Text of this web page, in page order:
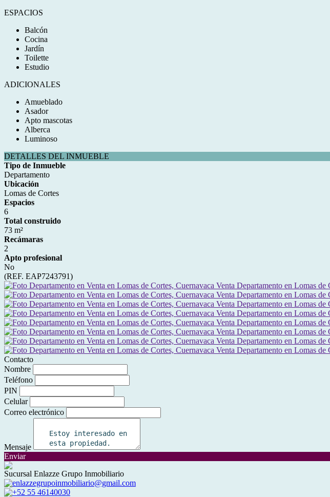
ESPACIOS
Balcón
Cocina
Jardín
Toilette
Estudio
ADICIONALES
Amueblado
Asador
Apto mascotas
Alberca
Luminoso
DETALLES DEL INMUEBLE
Tipo de Inmueble
Departamento
Ubicación
Lomas de Cortes
Espacios
6
Total construido
73 m²
Recámaras
2
Apto profesional
No
(REF. EAP7243791)
Contacto
Nombre
Teléfono
PIN
Celular
Correo electrónico
Mensaje
Enviar
Sucursal Enlazze Grupo Inmobiliario
enlazzegrupoinmobiliario@gmail.com
+52 55 46140030